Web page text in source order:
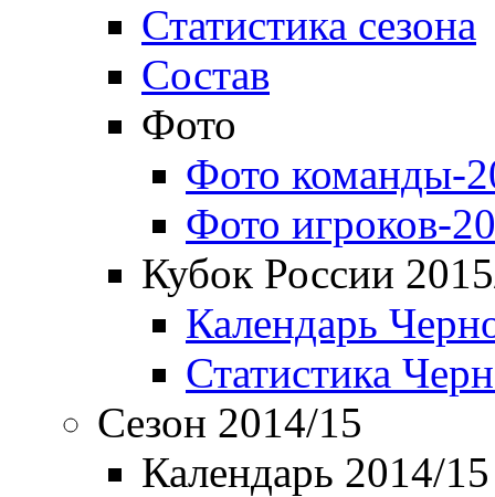
Статистика сезона
Состав
Фото
Фото команды-
Фото игроков-
Кубок России
Календарь
Статистика
Сезон 2014/15
Календарь 2014/15